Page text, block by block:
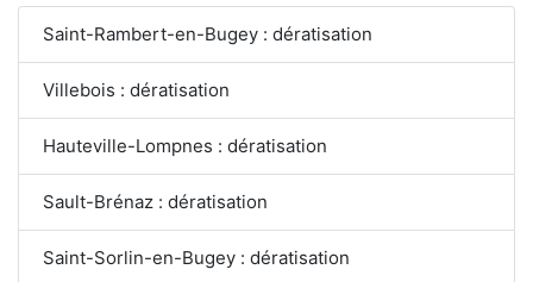
Saint-Rambert-en-Bugey : dératisation
Villebois : dératisation
Hauteville-Lompnes : dératisation
Sault-Brénaz : dératisation
Saint-Sorlin-en-Bugey : dératisation